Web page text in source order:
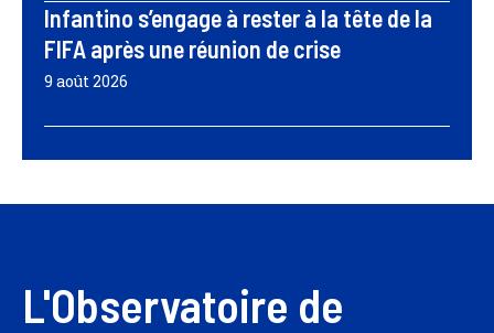
Infantino s’engage à rester à la tête de la
FIFA après une réunion de crise
9 août 2026
L'Observatoire de